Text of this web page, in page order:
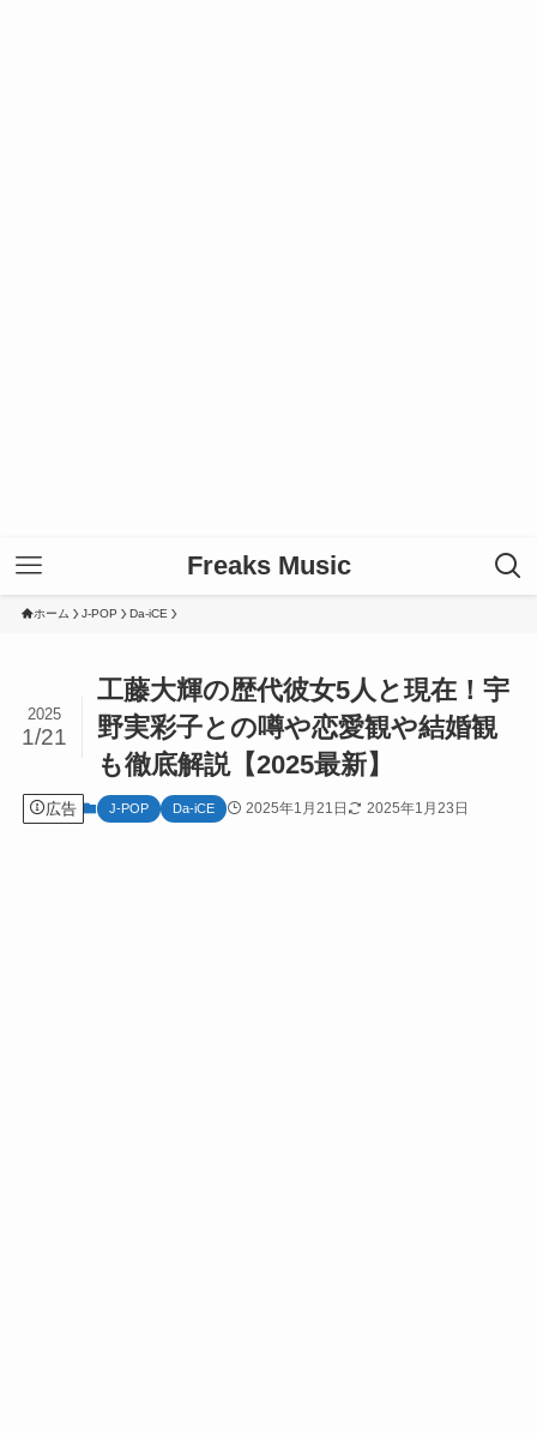
Freaks Music
ホーム J-POP Da-iCE
工藤大輝の歴代彼女5人と現在！宇
野実彩子との噂や恋愛観や結婚観
も徹底解説【2025最新】
2025
1/21
広告 J-POP Da-iCE 2025年1月21日 2025年1月23日